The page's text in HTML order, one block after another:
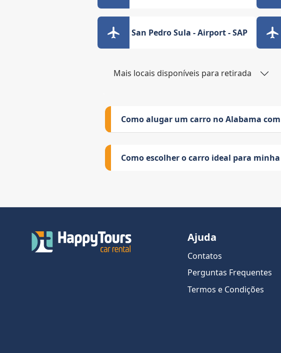
San Pedro Sula - Airport - SAP
Mais locais disponíveis para retirada
Como alugar um carro no Alabama
Como escolher o carro ideal para
Ajuda
Contatos
Perguntas Frequentes
Termos e Condições